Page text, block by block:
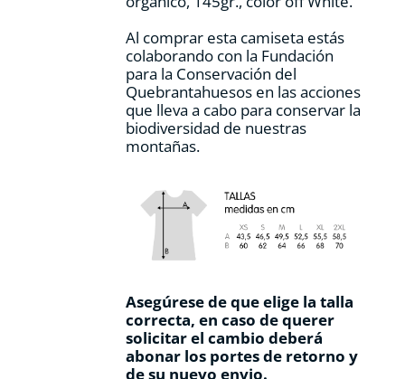
producto
Al comprar esta camiseta estás
colaborando con la Fundación
para la Conservación del
Quebrantahuesos en las acciones
que lleva a cabo para conservar la
biodiversidad de nuestras
montañas.
Asegúrese de que elige la talla
correcta, en caso de querer
solicitar el cambio deberá
abonar los portes de retorno y
de su nuevo envio.